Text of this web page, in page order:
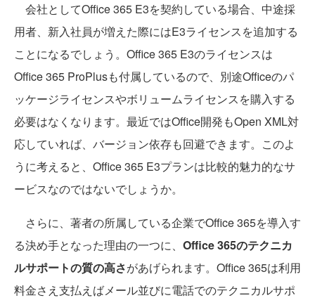
会社としてOffice 365 E3を契約している場合、中途採
用者、新入社員が増えた際にはE3ライセンスを追加する
ことになるでしょう。Office 365 E3のライセンスは
Office 365 ProPlusも付属しているので、別途Officeのパ
ッケージライセンスやボリュームライセンスを購入する
必要はなくなります。最近ではOffice開発もOpen XML対
応していれば、バージョン依存も回避できます。このよ
うに考えると、Office 365 E3プランは比較的魅力的なサ
ービスなのではないでしょうか。
さらに、著者の所属している企業でOffice 365を導入す
る決め手となった理由の一つに、 Office 365のテクニカ
ルサポートの質の高さがあげられます。Office 365は利用
料金さえ支払えばメール並びに電話でのテクニカルサポ